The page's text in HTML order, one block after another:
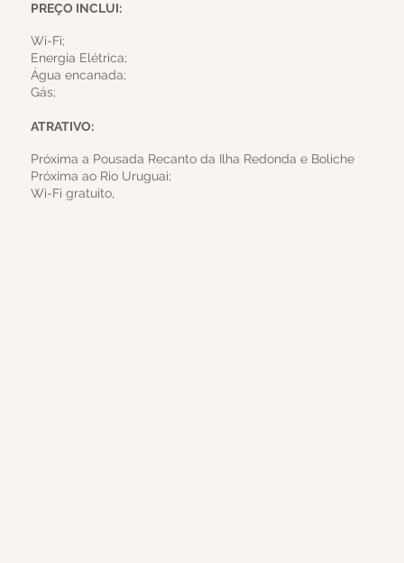
PREÇO INCLUI:
Wi-Fi;
Energia Elétrica;
Água encanada;
Gás;
ATRATIVO:
Próxima a Pousada Recanto da Ilha Redonda e Boliche
Próxima ao Rio Uruguai;
Wi-Fi gratuito,